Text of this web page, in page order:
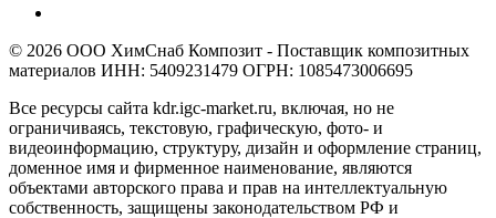
© 2026 ООО ХимСнаб Композит - Поставщик композитных
материалов ИНН: 5409231479 ОГРН: 1085473006695
Все ресурсы сайта kdr.igc-market.ru, включая, но не
ограничиваясь, текстовую, графическую, фото- и
видеоинформацию, структуру, дизайн и оформление страниц,
доменное имя и фирменное наименование, являются
объектами авторского права и прав на интеллектуальную
собственность, защищены законодательством РФ и